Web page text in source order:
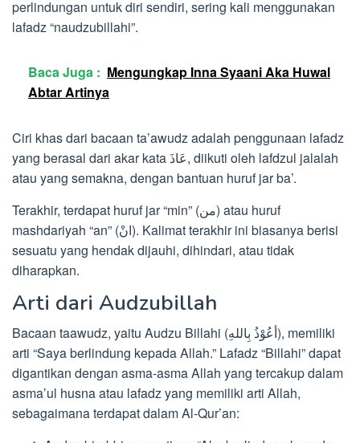
perlindungan untuk diri sendiri, sering kali menggunakan
lafadz “naudzubillahi”.
Baca Juga : Mengungkap Inna Syaani Aka Huwal
Abtar Artinya
Ciri khas dari bacaan ta’awudz adalah penggunaan lafadz
yang berasal dari akar kata عَاذَ, diikuti oleh lafdzul jalalah
atau yang semakna, dengan bantuan huruf jar ba’.
Terakhir, terdapat huruf jar “min” (من) atau huruf
mashdariyah “an” (انْ). Kalimat terakhir ini biasanya berisi
sesuatu yang hendak dijauhi, dihindari, atau tidak
diharapkan.
Arti dari Audzubillah
Bacaan taawudz, yaitu Audzu Billahi (أعُوْذُ بِاللهِ), memiliki
arti “Saya berlindung kepada Allah.” Lafadz “Billahi” dapat
digantikan dengan asma-asma Allah yang tercakup dalam
asma’ul husna atau lafadz yang memiliki arti Allah,
sebagaimana terdapat dalam Al-Qur’an: